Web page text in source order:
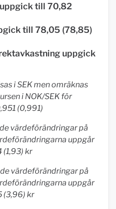
till 70,82
till 78,05 (78,85)
uppgick
i SEK men omräknas
i NOK/SEK för
(0,991)
värdeförändringar på
uppgår
(1,93) kr
värdeförändringar på
uppgår
(3,96) kr